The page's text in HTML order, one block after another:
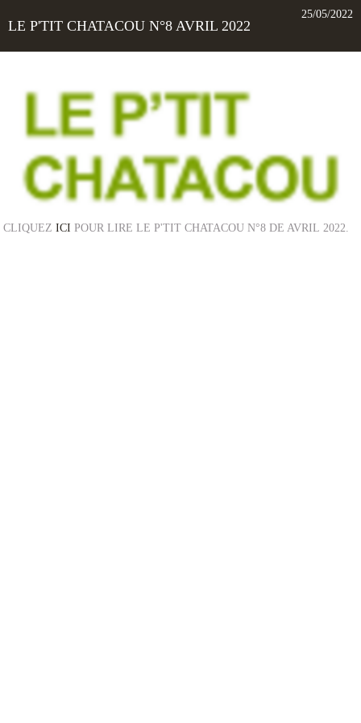
LE P'TIT CHATACOU N°8 AVRIL 2022
25/05/2022
CLIQUEZICI POUR LIRE LE P'TIT CHATACOU N°8 DE AVRIL 2022.